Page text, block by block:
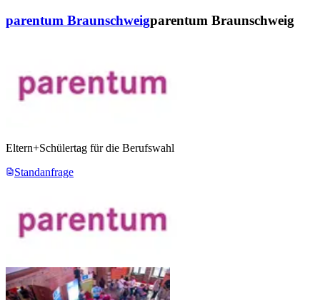
parentum Braunschweigparentum Braunschweig
Eltern+Schülertag für die Berufswahl
Standanfrage